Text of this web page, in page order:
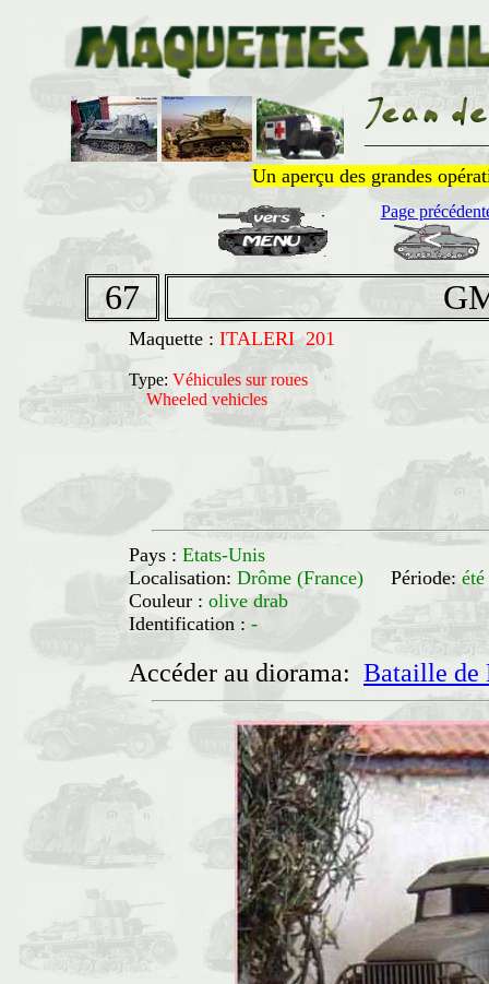
Un aperçu des grandes
Page
67
Maquette : ITALERI 201
Type: Véhicules sur roues
Wheeled vehicles
Pays : Etats-Unis
Localisation: Drôme (France) Période:
Couleur : olive drab
Identification : -
Accéder au diorama: Bataille de